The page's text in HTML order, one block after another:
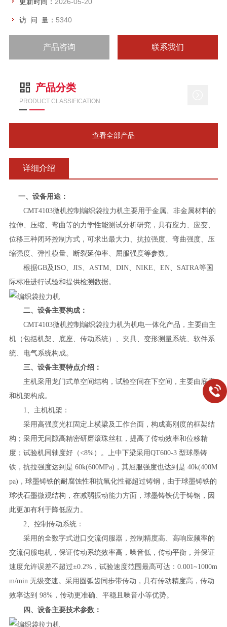
访 问 量： 5340
产品咨询 联系我们
产品分类
PRODUCT CLASSIFICATION
查看全部产品
详细介绍
一、设备用途：
CMT4103微机控制编织袋拉力机主要用于金属、非金属材料的
拉伸、压缩、弯曲等的力学性能测试分析研究，具有应力、应变、
位移三种闭环控制方式，可求出最大力、抗拉强度、弯曲强度、压
缩强度、弹性模量、断裂延伸率、屈服强度等参数。
根据GB及ISO、JIS、ASTM、DIN、NIKE、EN、SATRA等国
际标准进行试验和提供检测数据。
二、设备主要构成：
CMT4103微机控制编织袋拉力机为机电一体化产品，主要由主
机（包括机架、底座、传动系统）、夹具、变形测量系统、软件系
统、电气系统构成。
三、设备主要特点介绍：
主机采用龙门式单空间结构，试验空间在下空间，主要由底座
和机架构成。
1、主机机架：
采用高强度光杠固定上横梁及工作台面，构成高刚度的框架结
构；采用无间隙高精密研磨滚珠丝杠，提高了传动效率和位移精
度；试验机同轴度好（<8%）。上中下梁采用QT600-3 型球墨铸
铁，抗拉强度达到是 60k(600MPa)，其屈服强度也达到是 40k(400M
pa)，球墨铸铁的耐腐蚀性和抗氧化性都超过铸钢，由于球墨铸铁的
球状石墨微观结构，在减弱振动能力方面，球墨铸铁优于铸钢，因
此更加有利于降低应力。
2、控制传动系统：
采用的全数字式进口交流伺服器，控制精度高、高响应频率的
交流伺服电机，保证传动系统效率高，噪音低，传动平衡，并保证
速度允许误差不超过±0.2%，试验速度范围最高可达：0.001~1000m
m/min 无级变速。采用圆弧齿同步带传动，具有传动精度高，传动
效率达到 98%，传动更准确、平稳且噪音小等优势。
四、设备主要技术参数：